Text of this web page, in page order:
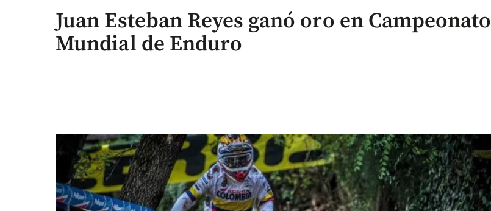
Juan Esteban Reyes ganó oro en Campeonato
Mundial de Enduro